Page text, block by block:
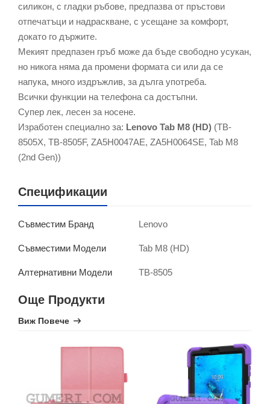
силикон, с гладки ръбове, предпазва от пръстови
отпечатъци и надраскване, с усещане за комфорт,
докато го държите.
Мекият предпазен гръб може да бъде свободно усукан,
но никога няма да промени формата си или да се
напука, много издръжлив, за дълга употреба.
Всички функции на телефона са достъпни.
Супер лек, лесен за носене.
Изработен специално за: Lenovo Tab M8 (HD) (TB-
8505X, TB-8505F, ZA5H0047AE, ZA5H0064SE, Tab M8
(2nd Gen))
Спецификации
Съвместим Бранд Lenovo
Съвместими Модели Tab M8 (HD)
Алтернативни Модели TB-8505
Още Продукти
Виж Повече